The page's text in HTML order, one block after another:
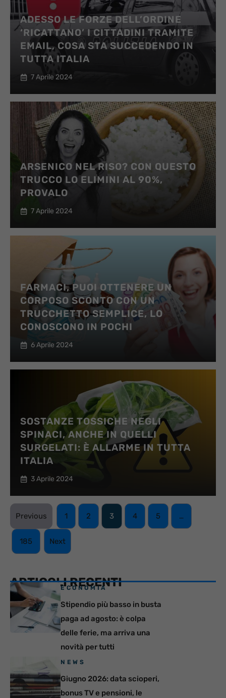
ADESSO LE FORZE DELL’ORDINE
‘RICATTANO’ I CITTADINI TRAMITE
EMAIL, COSA STA SUCCEDENDO IN
TUTTA ITALIA
7 Aprile 2024
ARSENICO NEL RISO? CON QUESTO
TRUCCO LO ELIMINI AL 90%,
PROVALO
7 Aprile 2024
FARMACI, PUOI OTTENERE UN
CORPOSO SCONTO CON UN
TRUCCHETTO SEMPLICE, LO
CONOSCONO IN POCHI
6 Aprile 2024
SOSTANZE TOSSICHE NEGLI
SPINACI, ANCHE IN QUELLI
SURGELATI: È ALLARME IN TUTTA
ITALIA
3 Aprile 2024
Previous 1 2 3 4 5 …
185 Next
ARTICOLI RECENTI
ECONOMIA
Stipendio più basso in busta
paga ad agosto: è colpa
delle ferie, ma arriva una
novità per tutti
NEWS
Giugno 2026: data scioperi,
bonus TV e pensioni, le